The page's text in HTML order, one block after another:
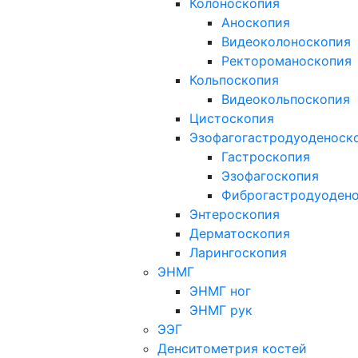
Колоноскопия
Аноскопия
Видеоколоноскопия
Ректороманоскопия
Кольпоскопия
Видеокольпоскопия
Цистоскопия
Гастроскопия
Эзофагоскопия
Энтероскопия
Дерматоскопия
Ларингоскопия
ЭНМГ
ЭНМГ ног
ЭНМГ рук
ЭЭГ
Денситометрия костей